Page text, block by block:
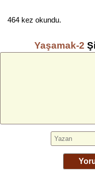
464 kez okundu.
Yaşamak-2